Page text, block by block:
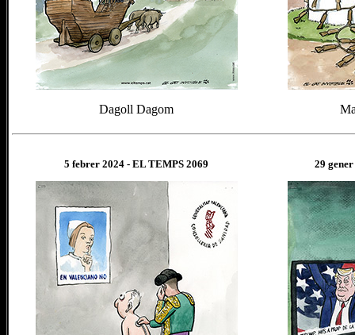
Dagoll Dagom
5 febrer 2024 - EL TEMPS 2069 29 gener